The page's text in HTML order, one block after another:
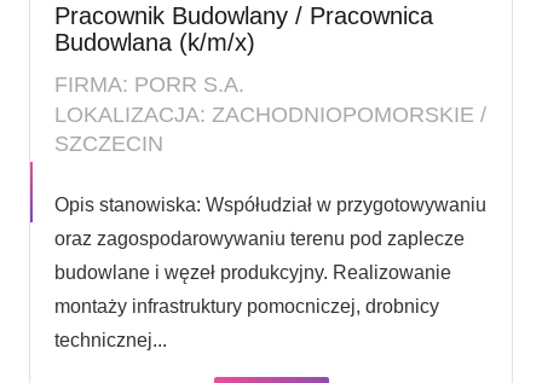
Pracownik Budowlany / Pracownica
Budowlana (k/m/x)
FIRMA: PORR S.A.
LOKALIZACJA: ZACHODNIOPOMORSKIE /
SZCZECIN
Opis stanowiska: Współudział w przygotowywaniu
oraz zagospodarowywaniu terenu pod zaplecze
budowlane i węzeł produkcyjny. Realizowanie
montaży infrastruktury pomocniczej, drobnicy
technicznej...